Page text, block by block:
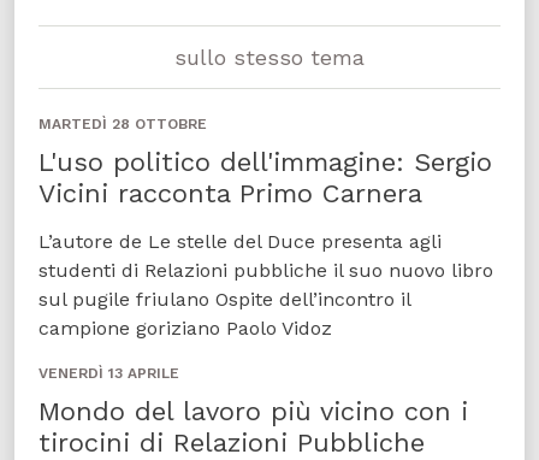
sullo stesso tema
MARTEDÌ 28 OTTOBRE
L'uso politico dell'immagine: Sergio
Vicini racconta Primo Carnera
L’autore de Le stelle del Duce presenta agli
studenti di Relazioni pubbliche il suo nuovo libro
sul pugile friulano Ospite dell’incontro il
campione goriziano Paolo Vidoz
VENERDÌ 13 APRILE
Mondo del lavoro più vicino con i
tirocini di Relazioni Pubbliche